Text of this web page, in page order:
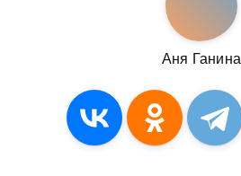
Аня Ганина